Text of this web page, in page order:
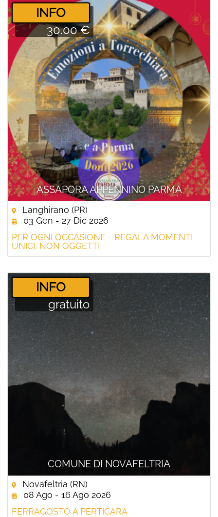
ASSAPORA APPENNINO PARMA
­INFO
30.00 €
Langhirano (PR)
03 Gen - 27 Dic 2026
PER OGNI OCCASIONE - REGALA MOMENTI
UNICI, NON OGGETTI
COMUNE DI NOVAFELTRIA
­INFO
gratuito
Novafeltria (RN)
08 Ago - 16 Ago 2026
FERRAGOSTO A PERTICARA